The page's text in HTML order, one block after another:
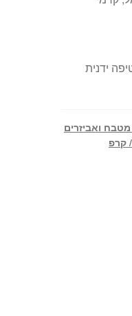
ידנית
מטבח ואביזרים
קרפ